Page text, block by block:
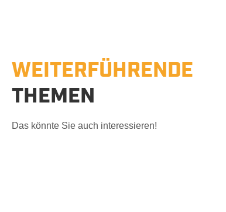
WEITERFÜHRENDE
THEMEN
Das könnte Sie auch interessieren!
Betonsägen